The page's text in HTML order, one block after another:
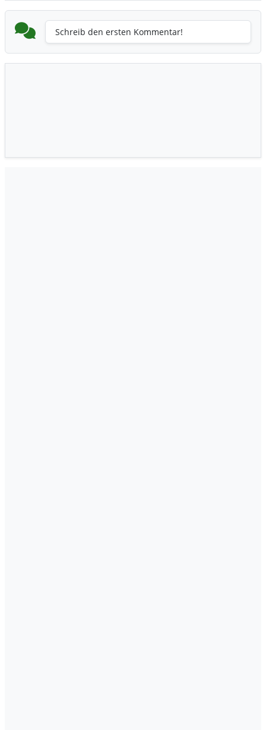
Schreib den ersten Kommentar!